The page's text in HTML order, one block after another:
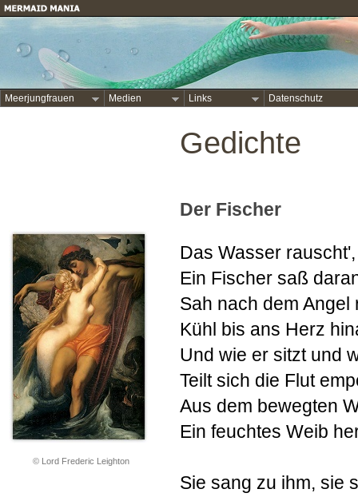
Meerjungfrauen Medien Links Datenschutz
Gedichte
Der Fischer
© Lord Frederic Leighton
Das Wasser
Ein Fischer saß
Sah nach dem Angel
Kühl bis ans Herz
Und wie er sitzt und
Teilt sich die Flut
Aus dem bewegten
Ein feuchtes Weib
Sie sang zu ihm, sie